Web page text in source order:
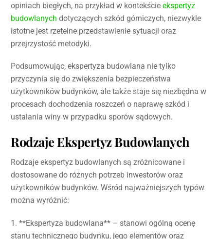
opiniach biegłych, na przykład w kontekścieekspertyz
budowlanych dotyczących szkód górniczych, niezwykle
istotne jest rzetelne przedstawienie sytuacji oraz
przejrzystość metodyki.
Podsumowując, ekspertyza budowlana nie tylko
przyczynia się do zwiększenia bezpieczeństwa
użytkowników budynków, ale także staje się niezbędna w
procesach dochodzenia roszczeń o naprawę szkód i
ustalania winy w przypadku sporów sądowych.
Rodzaje Ekspertyz Budowlanych
Rodzaje ekspertyz budowlanych są zróżnicowane i
dostosowane do różnych potrzeb inwestorów oraz
użytkowników budynków. Wśród najważniejszych typów
można wyróżnić:
1. **Ekspertyza budowlana** – stanowi ogólną ocenę
stanu technicznego budynku, jego elementów oraz